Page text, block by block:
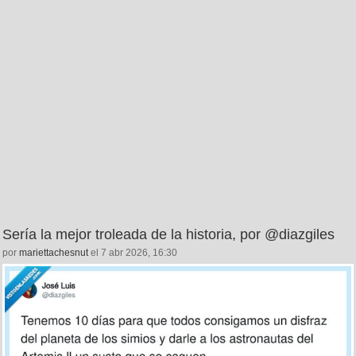
Sería la mejor troleada de la historia, por @diazgiles
por mariettachesnutel 7 abr 2026, 16:30